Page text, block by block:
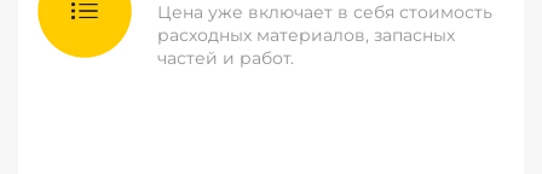
Цена уже включает в себя стоимость
расходных материалов, запасных
частей и работ.